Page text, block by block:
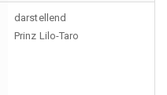
darstellend
Prinz Lilo-Taro